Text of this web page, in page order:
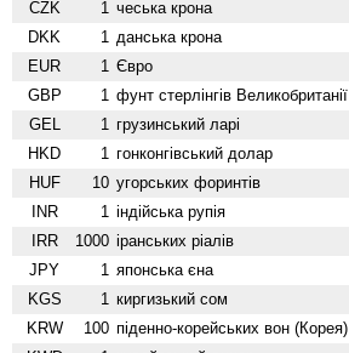
CZK 1 чеська крона
DKK 1 данська крона
EUR 1 Євро
GBP 1 фунт стерлінгів Велико­британії
GEL 1 грузинський ларі
HKD 1 гонконгівський долар
HUF 10 угорських форинтів
INR 1 індійська рупія
IRR 1000 іранських ріалів
JPY 1 японська єна
KGS 1 киргизький сом
KRW 100 піденно-корейських вон (Корея)